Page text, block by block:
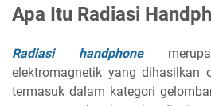
Apa Itu Radiasi
Radiasi handphone
elektromagnetik yang dihasilkan
termasuk dalam kategori